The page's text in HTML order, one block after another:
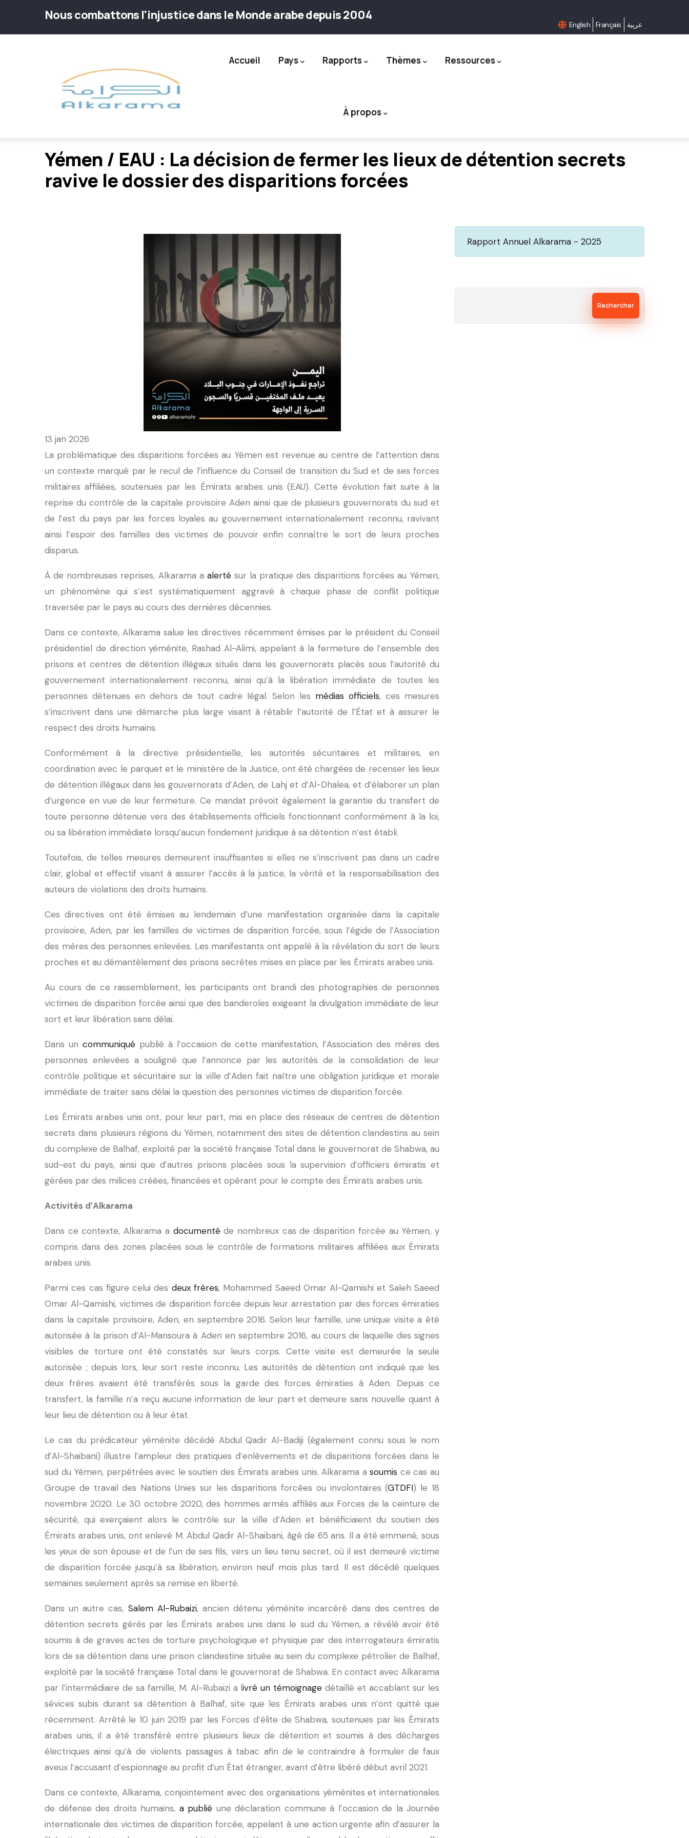
Nous combattons l'injustice dans le Monde arabe depuis 2004
English Français عربية
navigation
Accueil Pays Rapports Thèmes Ressources
À propos
Yémen / EAU : La décision de fermer les lieux de détention secrets
ravive le dossier des disparitions forcées
13 jan 2026
La problématique des disparitions forcées au Yémen est revenue au centre de l’attention dans
un contexte marqué par le recul de l’influence du Conseil de transition du Sud et de ses forces
militaires affiliées, soutenues par les Émirats arabes unis (EAU). Cette évolution fait suite à la
reprise du contrôle de la capitale provisoire Aden ainsi que de plusieurs gouvernorats du sud et
de l’est du pays par les forces loyales au gouvernement internationalement reconnu, ravivant
ainsi l’espoir des familles des victimes de pouvoir enfin connaître le sort de leurs proches
disparus.
À de nombreuses reprises, Alkarama a alertésur la pratique des disparitions forcées au Yémen,
un phénomène qui s’est systématiquement aggravé à chaque phase de conflit politique
traversée par le pays au cours des dernières décennies.
Dans ce contexte, Alkarama salue les directives récemment émises par le président du Conseil
présidentiel de direction yéménite, Rashad Al-Alimi, appelant à la fermeture de l’ensemble des
prisons et centres de détention illégaux situés dans les gouvernorats placés sous l’autorité du
gouvernement internationalement reconnu, ainsi qu’à la libération immédiate de toutes les
personnes détenues en dehors de tout cadre légal. Selon les médias officiels, ces mesures
s’inscrivent dans une démarche plus large visant à rétablir l’autorité de l’État et à assurer le
respect des droits humains.
Conformément à la directive présidentielle, les autorités sécuritaires et militaires, en
coordination avec le parquet et le ministère de la Justice, ont été chargées de recenser les lieux
de détention illégaux dans les gouvernorats d’Aden, de Lahj et d’Al-Dhalea, et d’élaborer un plan
d’urgence en vue de leur fermeture. Ce mandat prévoit également la garantie du transfert de
toute personne détenue vers des établissements officiels fonctionnant conformément à la loi,
ou sa libération immédiate lorsqu’aucun fondement juridique à sa détention n’est établi.
Toutefois, de telles mesures demeurent insuffisantes si elles ne s’inscrivent pas dans un cadre
clair, global et effectif visant à assurer l’accès à la justice, la vérité et la responsabilisation des
auteurs de violations des droits humains.
Ces directives ont été émises au lendemain d’une manifestation organisée dans la capitale
provisoire, Aden, par les familles de victimes de disparition forcée, sous l’égide de l’Association
des mères des personnes enlevées. Les manifestants ont appelé à la révélation du sort de leurs
proches et au démantèlement des prisons secrètes mises en place par les Émirats arabes unis.
Au cours de ce rassemblement, les participants ont brandi des photographies de personnes
victimes de disparition forcée ainsi que des banderoles exigeant la divulgation immédiate de leur
sort et leur libération sans délai.
Dans un communiquépublié à l’occasion de cette manifestation, l’Association des mères des
personnes enlevées a souligné que l’annonce par les autorités de la consolidation de leur
contrôle politique et sécuritaire sur la ville d’Aden fait naître une obligation juridique et morale
immédiate de traiter sans délai la question des personnes victimes de disparition forcée.
Les Émirats arabes unis ont, pour leur part, mis en place des réseaux de centres de détention
secrets dans plusieurs régions du Yémen, notamment des sites de détention clandestins au sein
du complexe de Balhaf, exploité par la société française Total dans le gouvernorat de Shabwa, au
sud-est du pays, ainsi que d’autres prisons placées sous la supervision d’officiers émiratis et
gérées par des milices créées, financées et opérant pour le compte des Émirats arabes unis.
Activités d’Alkarama
Dans ce contexte, Alkarama a documentéde nombreux cas de disparition forcée au Yémen, y
compris dans des zones placées sous le contrôle de formations militaires affiliées aux Émirats
arabes unis.
Parmi ces cas figure celui des deux frères, Mohammed Saeed Omar Al-Qamishi et Saleh Saeed
Omar Al-Qamishi, victimes de disparition forcée depuis leur arrestation par des forces émiraties
dans la capitale provisoire, Aden, en septembre 2016. Selon leur famille, une unique visite a été
autorisée à la prison d’Al-Mansoura à Aden en septembre 2016, au cours de laquelle des signes
visibles de torture ont été constatés sur leurs corps. Cette visite est demeurée la seule
autorisée ; depuis lors, leur sort reste inconnu. Les autorités de détention ont indiqué que les
deux frères avaient été transférés sous la garde des forces émiraties à Aden. Depuis ce
transfert, la famille n’a reçu aucune information de leur part et demeure sans nouvelle quant à
leur lieu de détention ou à leur état.
Le cas du prédicateur yéménite décédé Abdul Qadir Al-Badiji (également connu sous le nom
d’Al-Shaibani) illustre l’ampleur des pratiques d’enlèvements et de disparitions forcées dans le
sud du Yémen, perpétrées avec le soutien des Émirats arabes unis. Alkarama asoumis ce cas au
Groupe de travail des Nations Unies sur les disparitions forcées ou involontaires (GTDFI) le 18
novembre 2020. Le 30 octobre 2020, des hommes armés affiliés aux Forces de la ceinture de
sécurité, qui exerçaient alors le contrôle sur la ville d’Aden et bénéficiaient du soutien des
Émirats arabes unis, ont enlevé M. Abdul Qadir Al-Shaibani, âgé de 65 ans. Il a été emmené, sous
les yeux de son épouse et de l’un de ses fils, vers un lieu tenu secret, où il est demeuré victime
de disparition forcée jusqu’à sa libération, environ neuf mois plus tard. Il est décédé quelques
semaines seulement après sa remise en liberté.
Dans un autre cas, Salem Al-Rubaizi, ancien détenu yéménite incarcéré dans des centres de
détention secrets gérés par les Émirats arabes unis dans le sud du Yémen, a révélé avoir été
soumis à de graves actes de torture psychologique et physique par des interrogateurs émiratis
lors de sa détention dans une prison clandestine située au sein du complexe pétrolier de Balhaf,
exploité par la société française Total dans le gouvernorat de Shabwa. En contact avec Alkarama
par l’intermédiaire de sa famille, M. Al-Rubaizi a livré un témoignage détaillé et accablant sur les
sévices subis durant sa détention à Balhaf, site que les Émirats arabes unis n’ont quitté que
récemment. Arrêté le 10 juin 2019 par les Forces d’élite de Shabwa, soutenues par les Émirats
arabes unis, il a été transféré entre plusieurs lieux de détention et soumis à des décharges
électriques ainsi qu’à de violents passages à tabac afin de le contraindre à formuler de faux
aveux l’accusant d’espionnage au profit d’un État étranger, avant d’être libéré début avril 2021.
Dans ce contexte, Alkarama, conjointement avec des organisations yéménites et internationales
de défense des droits humains, a publié une déclaration commune à l’occasion de la Journée
internationale des victimes de disparition forcée, appelant à une action urgente afin d’assurer la
Rapport Annuel Alkarama - 2025